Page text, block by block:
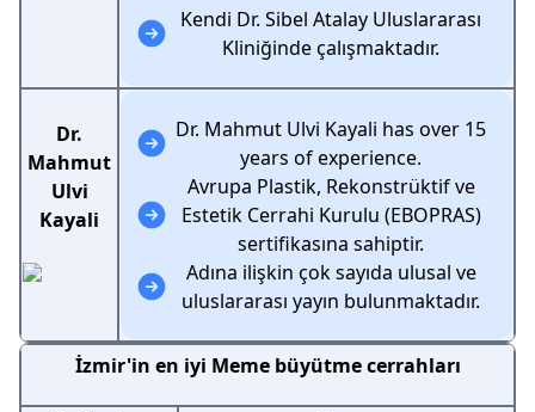
Kendi Dr. Sibel Atalay Uluslararası
Kliniğinde çalışmaktadır.
Dr.
Mahmut
Ulvi
Kayali
Dr. Mahmut Ulvi Kayali has over 15
years of experience.
Avrupa Plastik, Rekonstrüktif ve
Estetik Cerrahi Kurulu (EBOPRAS)
sertifikasına sahiptir.
Adına ilişkin çok sayıda ulusal ve
uluslararası yayın bulunmaktadır.
İzmir'in en iyi Meme büyütme cerrahları